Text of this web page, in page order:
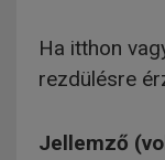
Ha itthon
rezdülésre
Jellemző